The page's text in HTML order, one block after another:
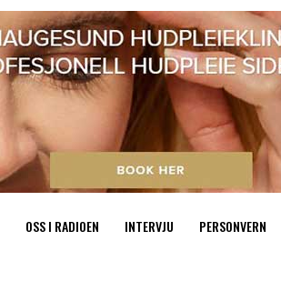
OSS I RADIOEN INTERVJU PERSONVERN